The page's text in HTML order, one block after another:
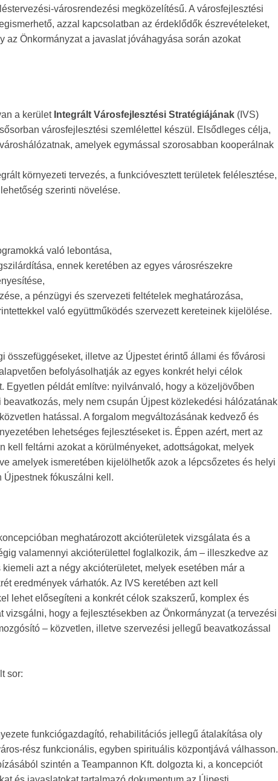
városrendezési megközelítésű. A városfejlesztési
azzal kapcsolatban az érdeklődők észrevételeket,
az Önkormányzat a javaslat jóváhagyása során azokat
a kerület Integrált Városfejlesztési Stratégiájának (IVS)
városfejlesztési szemlélettel készül. Elsődleges célja,
amelyek egymással szorosabban kooperálnak
környezeti tervezés, a funkcióvesztett területek felélesztése,
szerinti növelése.
való lebontása,
ennek keretében az egyes városrészekre
a pénzügyi és szervezeti feltételek meghatározása,
való együttműködés szervezett kereteinek kijelölése.
összefüggéseket, illetve az Újpestet érintő állami és fővárosi
befolyásolhatják az egyes konkrét helyi célok
példát említve: nyilvánvaló, hogy a közeljövőben
mely nem csupán Újpest közlekedési hálózatának
hatással. A forgalom megváltozásának kedvező és
lehetséges fejlesztéseket is. Éppen azért, mert az
kell feltárni azokat a körülményeket, adottságokat, melyek
amelyek ismeretében kijelölhetők azok a lépcsőzetes és helyi
Újpestnek fókuszálni kell.
meghatározott akcióterületek vizsgálata és a
valamennyi akcióterülettel foglalkozik, ám – illeszkedve az
azt a négy akcióterületet, melyek esetében már a
eredmények várhatók. Az IVS keretében azt kell
lehet elősegíteni a konkrét célok szakszerű, komplex és
hogy a fejlesztésekben az Önkormányzat (a tervezési
– közvetlen, illetve szervezési jellegű beavatkozással
sor:
funkciógazdagító, rehabilitációs jellegű átalakítása oly
rész funkcionális, egyben spirituális központjává válhasson.
szintén a Teampannon Kft. dolgozta ki, a koncepciót